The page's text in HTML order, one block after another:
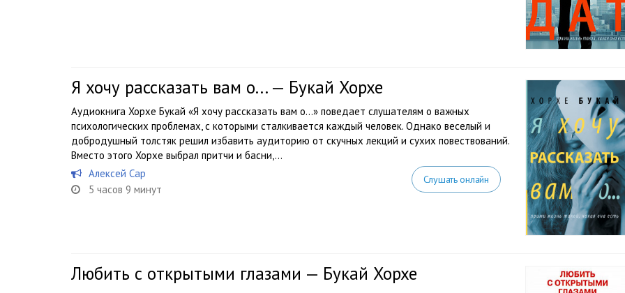
Я хочу рассказать вам о... — Букай Хорхе
Аудиокнига Хорхе Букай «Я хочу рассказать вам о…» поведает слушателям о важных
психологических проблемах, с которыми сталкивается каждый человек. Однако веселый и
добродушный толстяк решил избавить аудиторию от скучных лекций и сухих повествований.
Вместо этого Хорхе выбрал притчи и басни,...
Алексей Сар
5 часов 9 минут
Слушать онлайн
Любить с открытыми глазами — Букай Хорхе